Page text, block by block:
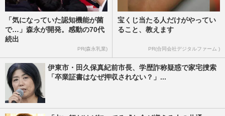
「気になっていた認知機能が菌
で…」森永が開発。感動の70代
続出
PR(森永乳業)
宝くじ当たる人だけがやってい
ること、教えます
PR(合同会社デジタルファーム )
伊東市・田久保真紀前市長、学歴詐称疑惑で家宅捜索
「卒業証書はなぜ押収されない？」...